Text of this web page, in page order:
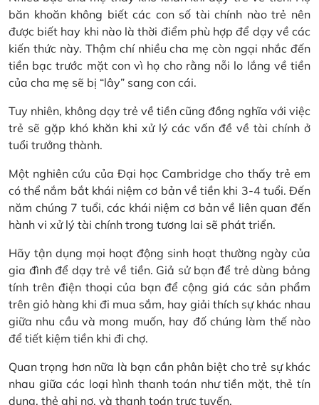
băn khoăn không biết các con số tài chính nào trẻ nên
được biết hay khi nào là thời điểm phù hợp để dạy về các
kiến thức này. Thậm chí nhiều cha mẹ còn ngại nhắc đến
tiền bạc trước mặt con vì họ cho rằng nỗi lo lắng về tiền
của cha mẹ sẽ bị “lây” sang con cái.
Tuy nhiên, không dạy trẻ về tiền cũng đồng nghĩa với việc
trẻ sẽ gặp khó khăn khi xử lý các vấn đề về tài chính ở
tuổi trưởng thành.
Một nghiên cứu của Đại học Cambridge cho thấy trẻ em
có thể nắm bắt khái niệm cơ bản về tiền khi 3-4 tuổi. Đến
năm chúng 7 tuổi, các khái niệm cơ bản về liên quan đến
hành vi xử lý tài chính trong tương lai sẽ phát triển.
Hãy tận dụng mọi hoạt động sinh hoạt thường ngày của
gia đình để dạy trẻ về tiền. Giả sử bạn để trẻ dùng bảng
tính trên điện thoại của bạn để cộng giá các sản phẩm
trên giỏ hàng khi đi mua sắm, hay giải thích sự khác nhau
giữa nhu cầu và mong muốn, hay đố chúng làm thế nào
để tiết kiệm tiền khi đi chợ.
Quan trọng hơn nữa là bạn cần phân biệt cho trẻ sự khác
nhau giữa các loại hình thanh toán như tiền mặt, thẻ tín
dụng, thẻ ghi nợ, và thanh toán trực tuyến.